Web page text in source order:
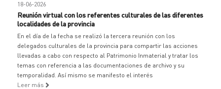
18-06-2026
Reunión virtual con los referentes culturales de las diferentes
localidades de la provincia
En el día de la fecha se realizó la tercera reunión con los
delegados culturales de la provincia para compartir las acciones
llevadas a cabo con respecto al Patrimonio Inmaterial y tratar los
temas con referencia a las documentaciones de archivo y su
temporalidad. Así mismo se manifesto el interés
Leer más